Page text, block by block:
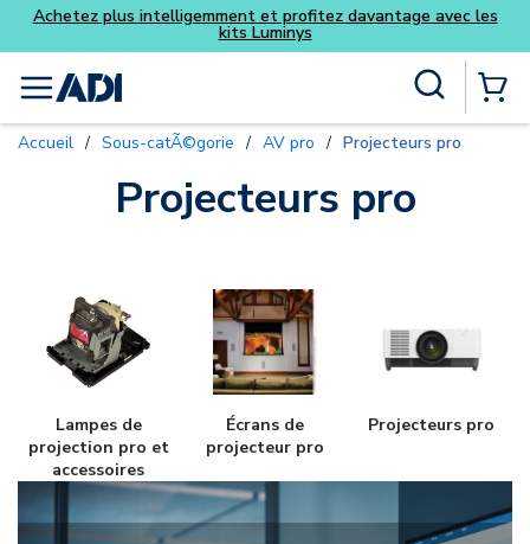
Skip to main content
Achetez plus intelligemment et profitez davantage avec les
kits Luminys
menu
Accueil / Sous-catÃ©gorie / AV pro / Projecteurs pro
Projecteurs pro
Lampes de
projection pro et
accessoires
Écrans de
projecteur pro
Projecteurs pro